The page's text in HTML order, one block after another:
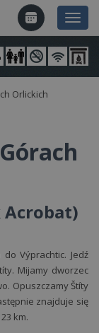
Orlickich
Výprachtic. Jedź
Mijamy dworzec
Opuszczamy Štíty
znajduje się
km.